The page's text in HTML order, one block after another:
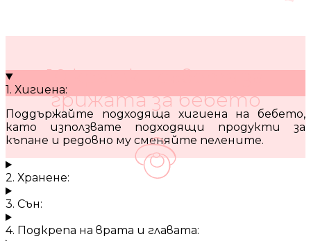
10 кратки съвета за
грижата за бебето
1. Хигиена:
Поддържайте подходяща хигиена на бебето,
като използвате подходящи продукти за
къпане и редовно му сменяйте пелените.
2. Хранене:
3. Сън:
4. Подкрепа на врата и главата: